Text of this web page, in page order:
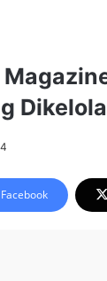
Facebook